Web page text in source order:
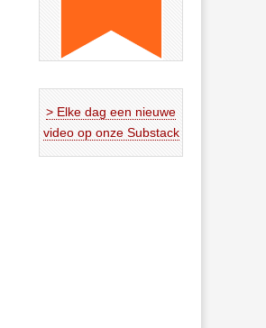
> Elke dag een nieuwe
video op onze Substack